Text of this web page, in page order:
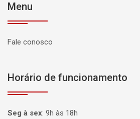
Menu
Fale conosco
Horário de funcionamento
Seg à sex: 9h às 18h